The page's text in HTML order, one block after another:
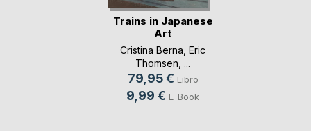
Trains in Japanese
Art
Cristina Berna Eric
Thomsen , ...
79,95 € Libro
9,99 € E-Book